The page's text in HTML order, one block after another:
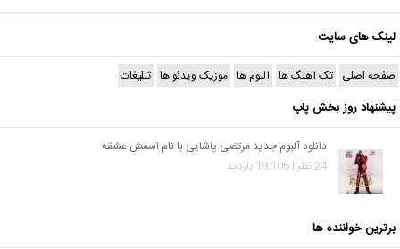
لینک های سایت
صفحه اصلی تک آهنگ ها آلبوم ها موزیک ویدئو ها تبلیغات
پیشنهاد روز بخش پاپ
دانلود آلبوم جدید مرتضی پاشایی با نام اسمش عشقه
24 نظر | 19,106 بازدید
برترین خواننده ها